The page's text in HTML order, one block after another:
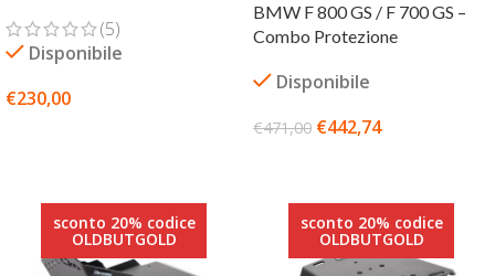
(5)
Disponibile
€230,00
BMW F 800 GS / F 700 GS –
Combo Protezione
Disponibile
€471,00 €442,74
sconto 20% codice
OLDBUTGOLD
sconto 20% codice
OLDBUTGOLD